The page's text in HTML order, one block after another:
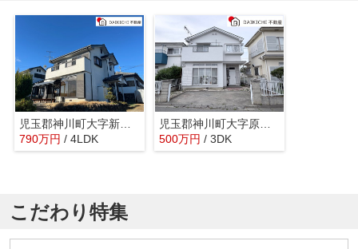
児玉郡神川町大字新里 中古戸建
790万円 / 4LDK
児玉郡神川町大字原新田 中古戸建
500万円 / 3DK
こだわり特集